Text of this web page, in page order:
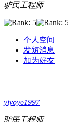
驴民工程师
个人空间
发短消息
加为好友
yiyoyo1997
驴民工程师